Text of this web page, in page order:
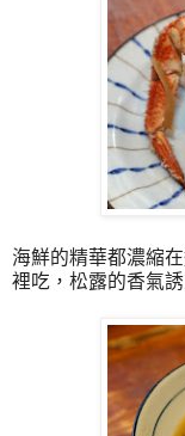
海鮮的精華都濃縮
裡吃，松露的香氣